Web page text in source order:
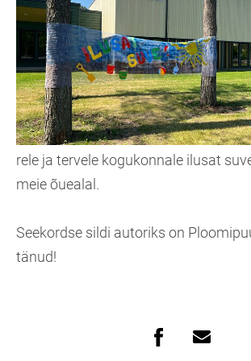
rele ja tervele kogukonnale ilusat
meie õuealal.
Seekordse sildi autoriks on
tänud!